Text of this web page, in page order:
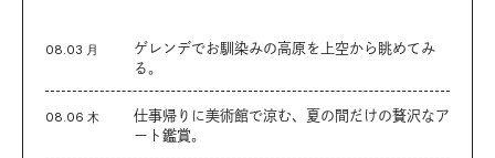
08.03 月
ゲレンデでお馴染みの高原を上空から眺めてみ
る。
08.06 木
仕事帰りに美術館で涼む、夏の間だけの贅沢なア
ート鑑賞。